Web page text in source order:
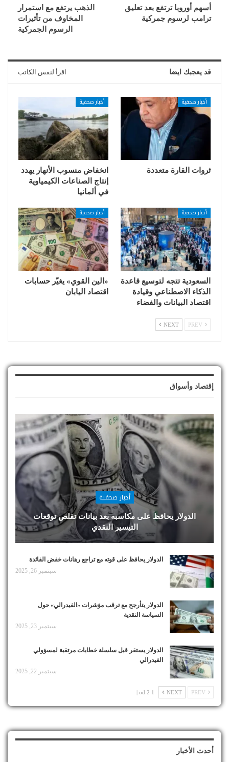
أسهم أوروبا ترتفع بعد تعليق
ترامب لرسوم جمركية
الذهب يرتفع مع استمرار
المخاوف من تأثيرات
الرسوم الجمركية
قد يعجبك ايضا اقرأ لنفس الكاتب
أخبار صحفية
ثروات القارة متعددة
أخبار صحفية
انخفاض منسوب الأنهار يهدد
إنتاج الصناعات الكيمياوية
في ألمانيا
أخبار صحفية
السعودية تتجه لتوسيع قاعدة
الذكاء الاصطناعي وقيادة
اقتصاد البيانات والفضاء
أخبار صحفية
«الين القوي» يغيّر حسابات
اقتصاد اليابان
NEXT
إقتصاد وأسواق
أخبار صحفية
الدولار يحافظ على مكاسبه بعد بيانات تقلص توقعات
التيسير النقدي
الدولار يحافظ على قوته مع تراجع رهانات خفض الفائدة
سبتمبر 26, 2025
الدولار يتأرجح مع ترقب مؤشرات «الفيدرالي» حول
السياسة النقدية
سبتمبر 23, 2025
الدولار يستقر قبل سلسلة خطابات مرتقبة لمسؤولي
الفيدرالي
سبتمبر 22, 2025
NEXT
1 od 2 |
أحدث الأخبار